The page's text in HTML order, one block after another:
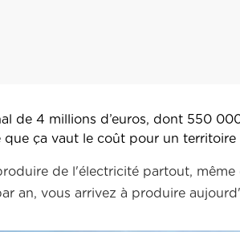
de 4 millions d’euros, dont 550
ça vaut le coût pour un
de l'électricité partout,
an, vous arrivez à produire